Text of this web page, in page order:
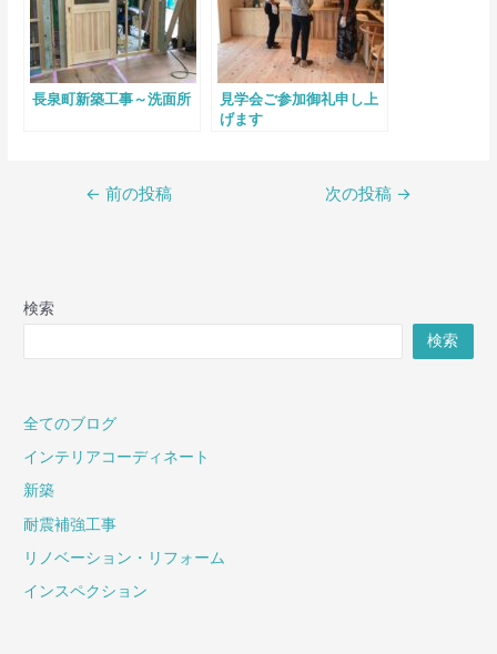
長泉町新築工事～洗面所
見学会ご参加御礼申し上
げます
← 前の投稿 次の投稿 →
検索
検索
全てのブログ
インテリアコーディネート
新築
耐震補強工事
リノベーション・リフォーム
インスペクション